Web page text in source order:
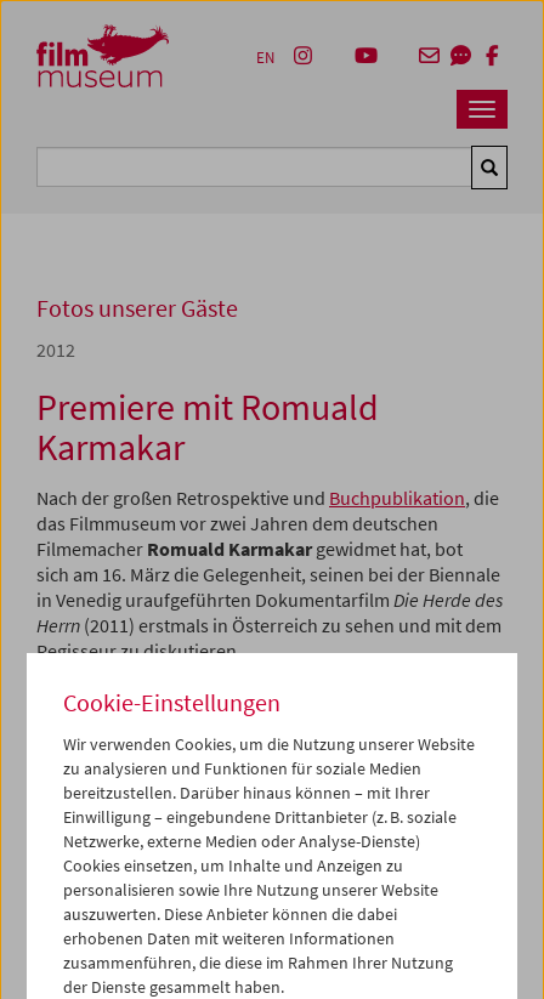
Zum Inhalt
Zum Hauptmenü
Zur Servicenavigation
Zum Suche
Navbar
EN
Fotos unserer Gäste
2012
Premiere mit Romuald
Karmakar
Nach der großen Retrospektive und Buchpublikation, die
das Filmmuseum vor zwei Jahren dem deutschen
Filmemacher Romuald Karmakargewidmet hat, bot
sich am 16. März die Gelegenheit, seinen bei der Biennale
in Venedig uraufgeführten Dokumentarfilm Die Herde des
Herrn (2011) erstmals in Österreich zu sehen und mit dem
Regisseur zu diskutieren.
ProgrammMärz 2012 - Premiere
Cookie-Einstellungen
Wir verwenden Cookies, um die Nutzung unserer Website
zu analysieren und Funktionen für soziale Medien
bereitzustellen. Darüber hinaus können – mit Ihrer
Einwilligung – eingebundene Drittanbieter (z. B. soziale
Netzwerke, externe Medien oder Analyse-Dienste)
Cookies einsetzen, um Inhalte und Anzeigen zu
personalisieren sowie Ihre Nutzung unserer Website
auszuwerten. Diese Anbieter können die dabei
erhobenen Daten mit weiteren Informationen
zusammenführen, die diese im Rahmen Ihrer Nutzung
der Dienste gesammelt haben.